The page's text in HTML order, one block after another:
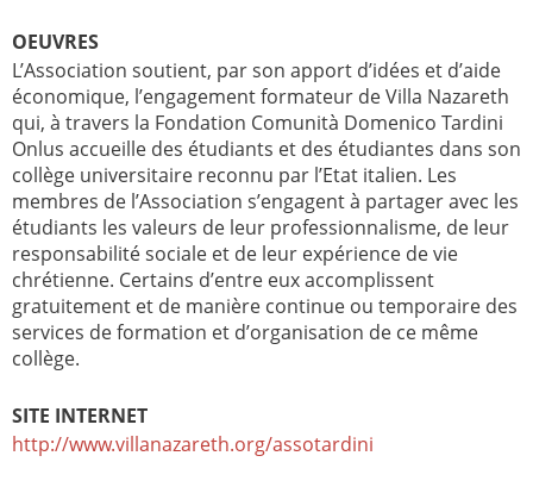
OEUVRES
L’Association soutient, par son apport d’idées et d’aide
économique, l’engagement formateur de Villa Nazareth
qui, à travers la Fondation Comunità Domenico Tardini
Onlus accueille des étudiants et des étudiantes dans son
collège universitaire reconnu par l’Etat italien. Les
membres de l’Association s’engagent à partager avec les
étudiants les valeurs de leur professionnalisme, de leur
responsabilité sociale et de leur expérience de vie
chrétienne. Certains d’entre eux accomplissent
gratuitement et de manière continue ou temporaire des
services de formation et d’organisation de ce même
collège.
SITE INTERNET
http://www.villanazareth.org/assotardini